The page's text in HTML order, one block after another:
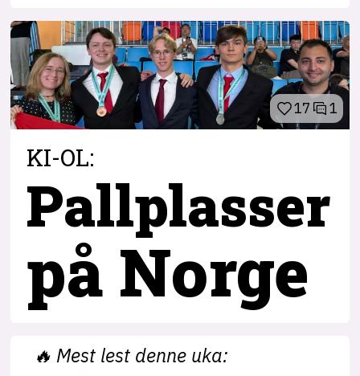
17 1
KI-OL:
Pallplasser
på Norge
🔥 Mest lest denne uka: